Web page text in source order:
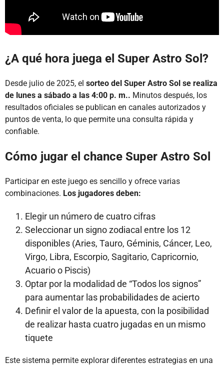
¿A qué hora juega el Super Astro Sol?
Desde julio de 2025, el sorteo del Super Astro Sol se realiza
de lunes a sábado a las 4:00 p. m.. Minutos después, los
resultados oficiales se publican en canales autorizados y
puntos de venta, lo que permite una consulta rápida y
confiable.
Cómo jugar el chance Super Astro Sol
Participar en este juego es sencillo y ofrece varias
combinaciones. Los jugadores deben:
Elegir un número de cuatro cifras
Seleccionar un signo zodiacal entre los 12
disponibles (Aries, Tauro, Géminis, Cáncer, Leo,
Virgo, Libra, Escorpio, Sagitario, Capricornio,
Acuario o Piscis)
Optar por la modalidad de “Todos los signos”
para aumentar las probabilidades de acierto
Definir el valor de la apuesta, con la posibilidad
de realizar hasta cuatro jugadas en un mismo
tiquete
Este sistema permite explorar diferentes estrategias en una